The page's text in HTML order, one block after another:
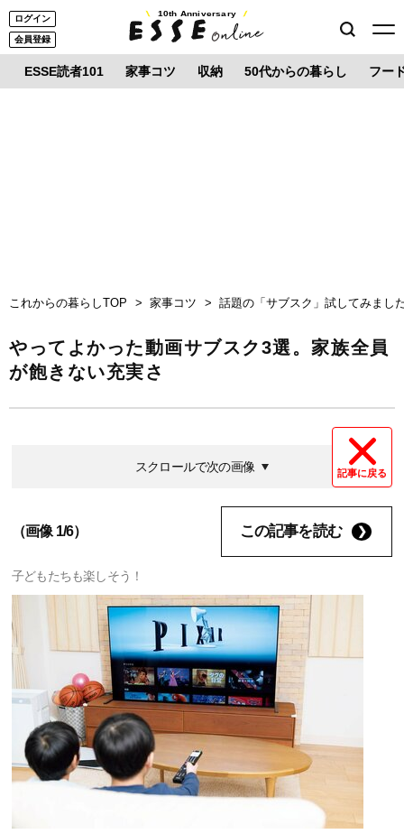
ログイン
会員登録
10th Anniversary
ESSE読者101 家事コツ 収納 50代からの暮らし フー
これからの暮らしTOP 家事コツ 話題の「サブスク」試してみまし
やってよかった動画サブスク3選。家族全員
が飽きない充実さ
記事に戻る
スクロールで次の画像
（画像 1/6） この記事を読む
子どもたちも楽しそう！